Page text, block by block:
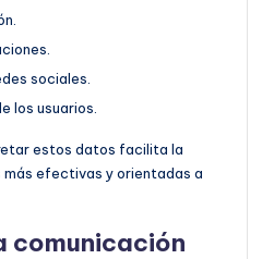
sociales.
los usuarios.
estos datos facilita la
efectivas y orientadas a
comunicación